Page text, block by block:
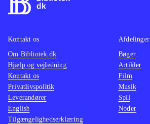
Kontakt os
Om Bibliotek.dk
Hjælp og vejledning
Kontakt os
Privatlivspolitik
Leverandører
English
Tilgængelighedserklæring
Afdelinger
Bøger
Artikler
Film
Musik
Spil
Noder